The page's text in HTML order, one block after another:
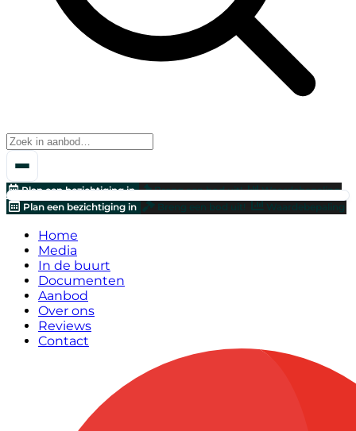
Plan een bezichtiging in Breng een bod uit!
Waardebepaling
Plan een bezichtiging in
Breng een bod uit! Waardebepaling
Home
Media
In de buurt
Documenten
Aanbod
Over ons
Reviews
Contact